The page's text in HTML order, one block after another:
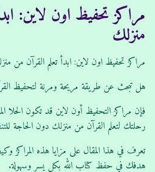
مراكز تحفيظ اون لاين:
منزلك
مراكز تحفيظ اون لاين: ابدأ تعلم القرآن من
هل تبحث عن طريقة مريحة ومرنة لتحفيظ
فإن مراكز التحفيظ أون لاين قد تكون الحلا
رحلتك لتعلم القرآن من منزلك دون الحاجة
تعرف في هذا المقال على مزايا هذه المراكز
هدفك في حفظ كتاب الله بكل يسر وسهولة.